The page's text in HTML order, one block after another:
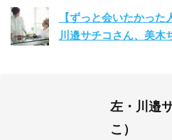
【ずっと会いたかっ
川邉サチコさん、美木
左・川邉
こ）